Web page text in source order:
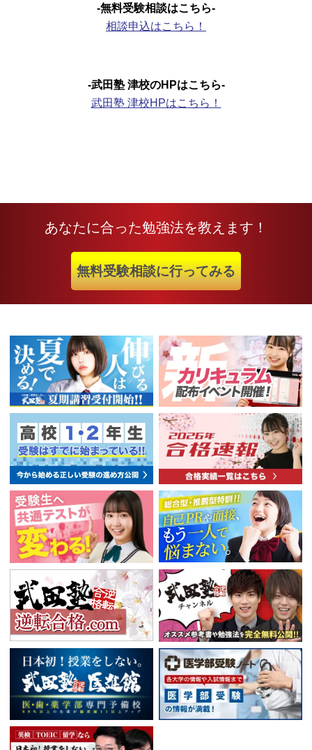
-無料受験相談はこちら-
相談申込はこちら！
-武田塾 津校のHPはこちら-
武田塾 津校HPはこちら！
あなたに合った勉強法を教えます！
無料受験相談に行ってみる